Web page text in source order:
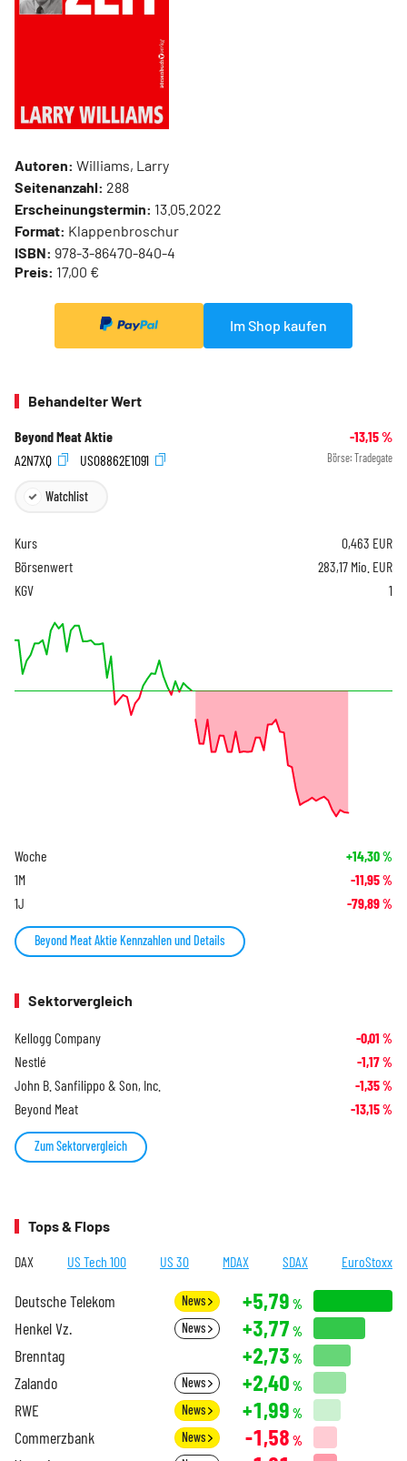
Autoren: Williams, Larry
Seitenanzahl: 288
Erscheinungstermin: 13.05.2022
Format: Klappenbroschur
ISBN: 978-3-86470-840-4
Preis: 17,00 €
Im Shop kaufen
Behandelter Wert
Beyond Meat Aktie -13,15%
A2N7XQ
US08862E1091 Börse: Tradegate
Watchlist
Kurs 0,463 EUR
Börsenwert
283,17 Mio. EUR
KGV
1
Woche +14,30%
1M -11,95%
1J -79,89%
Beyond Meat Aktie Kennzahlen und Details
Sektorvergleich
Kellogg Company -0,01 %
Nestlé -1,17%
John B. Sanfilippo & Son, Inc. -1,35%
Beyond Meat -13,15%
Zum Sektorvergleich
Tops & Flops
DAX US Tech 100 US 30 MDAX SDAX EuroStoxx
Deutsche Telekom News +5,79 %
Henkel Vz. News +3,77 %
Brenntag +2,73 %
Zalando News +2,40 %
RWE News +1,99 %
Commerzbank News -1,58 %